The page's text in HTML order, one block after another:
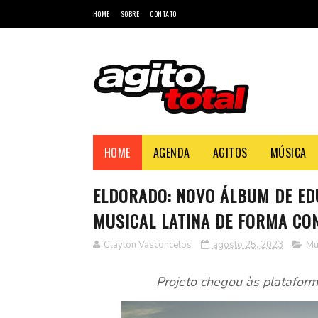
HOME SOBRE CONTATO
HOME AGENDA AGITOS MÚSICA
ELDORADO: NOVO ÁLBUM DE
MUSICAL LATINA DE FORMA
Clayton Vasconcelos agosto 25, 2023
Projeto chegou às